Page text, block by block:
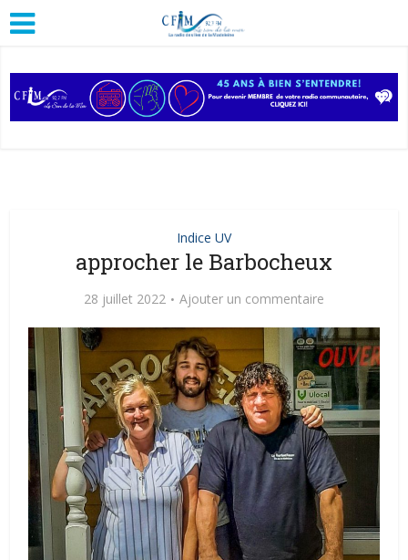
Indice UV
approcher le Barbocheux
28 juillet 2022 Ajouter un commentaire